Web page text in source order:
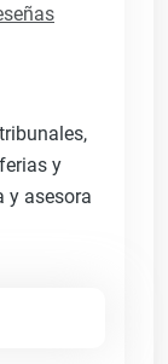
y
y asesora